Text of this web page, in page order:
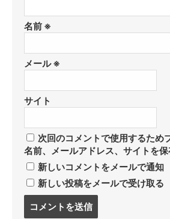
名前 ※
メール※
サイト
次回のコメントで使用するため
名前、メールアドレス、サイトを保
新しいコメントをメールで通知
新しい投稿をメールで受け取る